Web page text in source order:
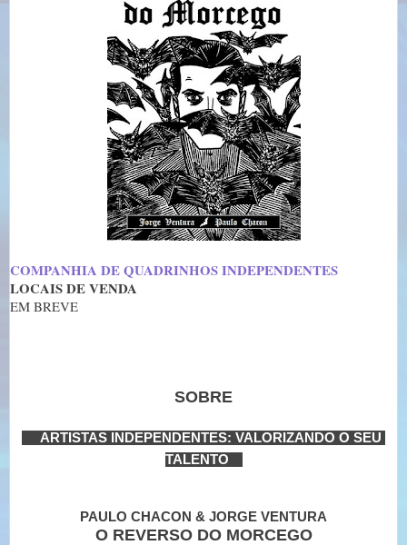
COMPANHIA DE QUADRINHOS INDEPENDENTES
LOCAIS DE VENDA
EM BREVE
SOBRE
ARTISTAS INDEPENDENTES: VALORIZANDO O SEU
TALENTO
PAULO CHACON & JORGE VENTURA
O REVERSO DO MORCEGO